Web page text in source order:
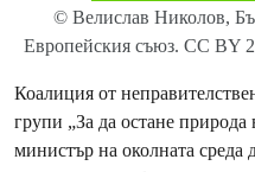
© Велислав Николов,
Европейския съюз. CC BY
Коалиция от
групи „За да остане природа
министър на околната среда